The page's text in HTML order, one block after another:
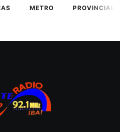
METRO PROVINCIAL